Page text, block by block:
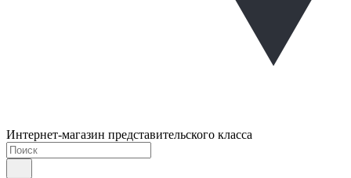
Интернет-магазин представительского класса